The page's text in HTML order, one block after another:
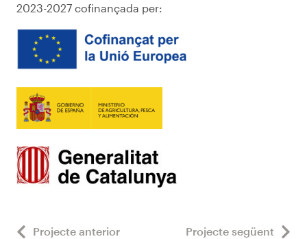
2023-2027 cofinançada per:
Projecte anterior Projecte següent